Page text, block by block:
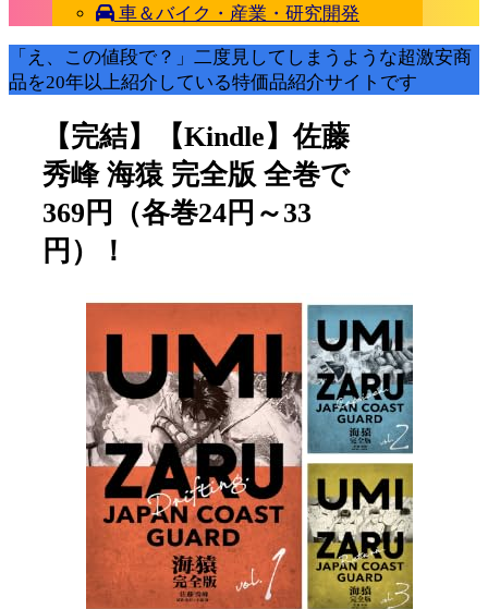
車＆バイク・産業・研究開発
「え、この値段で？」二度見してしまうような超激安商
品を20年以上紹介している特価品紹介サイトです
【完結】【Kindle】佐藤
秀峰 海猿 完全版 全巻で
369円（各巻24円～33
円）！